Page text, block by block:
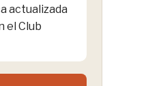
actualizada
el Club